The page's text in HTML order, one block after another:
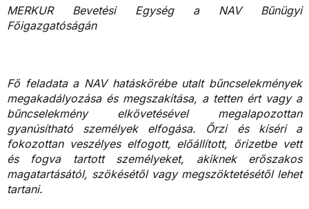
MERKUR Bevetési Egység a NAV Bűnügyi
Főigazgatóságán
Fő feladata a NAV hatáskörébe utalt bűncselekmények
megakadályozása és megszakítása, a tetten ért vagy a
bűncselekmény elkövetésével megalapozottan
gyanúsítható személyek elfogása. Őrzi és kíséri a
fokozottan veszélyes elfogott, előállított, őrizetbe vett
és fogva tartott személyeket, akiknek erőszakos
magatartásától, szökésétől vagy megszöktetésétől lehet
tartani.